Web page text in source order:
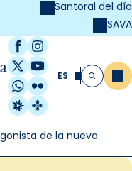
Santoral del día
SAVA
Facebook
Instagram
X / Twitter
YouTube
WhatsApp
Flickr
Radio Estel
Catalunya
ES Buscar
de la nueva